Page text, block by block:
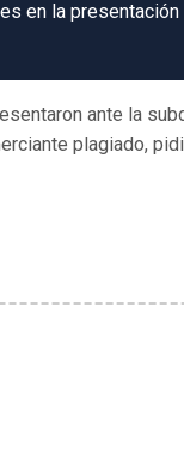
en la
ante la
plagiado,